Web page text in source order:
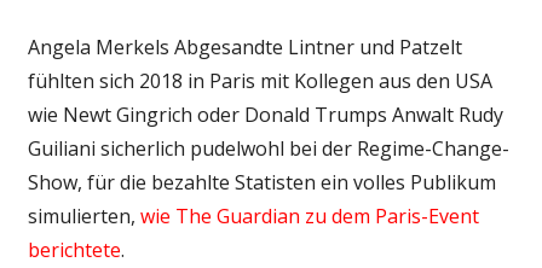
Angela Merkels Abgesandte Lintner und Patzelt
fühlten sich 2018 in Paris mit Kollegen aus den USA
wie Newt Gingrich oder Donald Trumps Anwalt Rudy
Guiliani sicherlich pudelwohl bei der Regime-Change-
Show, für die bezahlte Statisten ein volles Publikum
simulierten, wie The Guardian zu dem Paris-Event
berichtete.